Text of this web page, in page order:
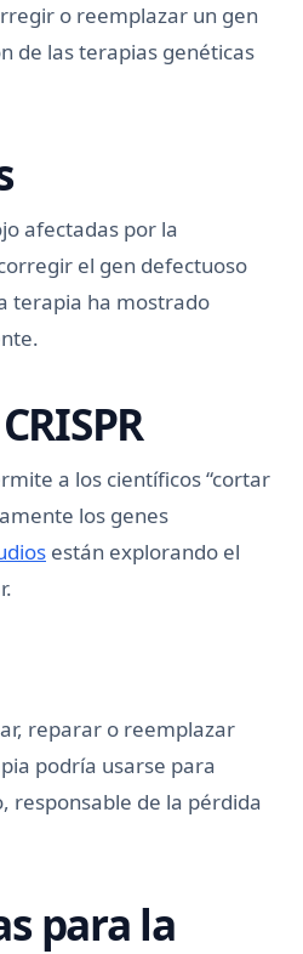
o reemplazar un gen
de las terapias genéticas
afectadas por la
el gen defectuoso
terapia ha mostrado
a los científicos “cortar
los genes
están explorando el
reparar o reemplazar
podría usarse para
responsable de la pérdida
para la